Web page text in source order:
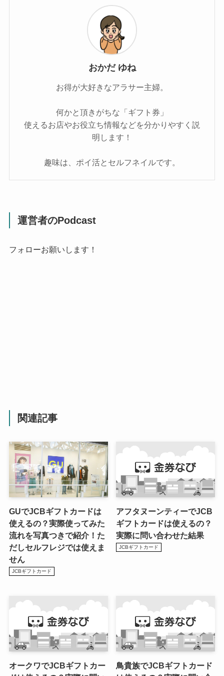
おかだ ゆね
お得が大好きなアラサー主婦。
何かと頂きがちな「ギフト券」
使えるお店やお役立ち情報などを分かりやすく説
明します！
趣味は、ポイ活とセルフネイルです。
運営者のPodcast
フォローお願いします！
関連記事
GUでJCBギフトカードは
使えるの？実際使ってみた
流れを写真つきで紹介！た
だしセルフレジでは使えま
せん
JCBギフトカード
アフタヌーンティーでJCB
ギフトカードは使えるの？
実際に問い合わせた結果
JCBギフトカード
オークワでJCBギフトカー
鳥貴族でJCBギフトカード